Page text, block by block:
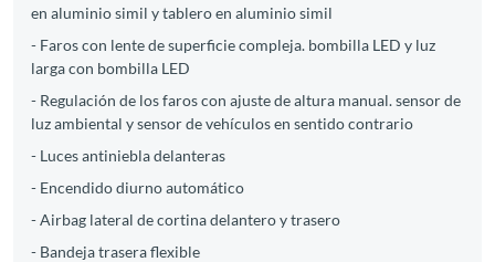
en aluminio simil y tablero en aluminio simil
- Faros con lente de superficie compleja. bombilla LED y luz
larga con bombilla LED
- Regulación de los faros con ajuste de altura manual. sensor de
luz ambiental y sensor de vehículos en sentido contrario
- Luces antiniebla delanteras
- Encendido diurno automático
- Airbag lateral de cortina delantero y trasero
- Bandeja trasera flexible